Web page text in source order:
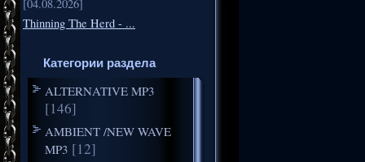
[04.08.2026]
Thinning The Herd - ...
Категории раздела
ALTERNATIVE MP3
[146]
AMBIENT /NEW WAVE
MP3 [12]